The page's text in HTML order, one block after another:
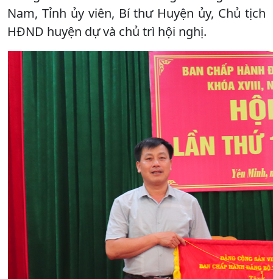
Nam, Tỉnh ủy viên, Bí thư Huyện ủy, Chủ tịch
HĐND huyện dự và chủ trì hội nghị.